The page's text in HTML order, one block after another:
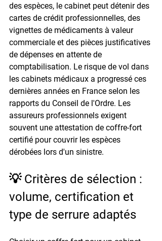
des espèces, le cabinet peut détenir des
cartes de crédit professionnelles, des
vignettes de médicaments à valeur
commerciale et des pièces justificatives
de dépenses en attente de
comptabilisation. Le risque de vol dans
les cabinets médicaux a progressé ces
dernières années en France selon les
rapports du Conseil de l'Ordre. Les
assureurs professionnels exigent
souvent une attestation de coffre-fort
certifié pour couvrir les espèces
dérobées lors d'un sinistre.
💡 Critères de sélection :
volume, certification et
type de serrure adaptés